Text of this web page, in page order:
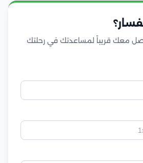
معك قريباً لمساعدتك في رحلتك